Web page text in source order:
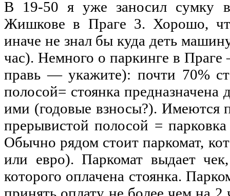
В 19-50 я уже заносил сумку
Жишкове в Праге 3. Хорошо,
иначе не знал бы куда деть
час). Немного о паркинге в
правь — укажите): почти 70%
полосой= стоянка
ими (годовые взносы?). Имеются
прерывистой полосой =
Обычно рядом стоит паркомат,
или евро). Паркомат выдает
которого оплачена стоянка.